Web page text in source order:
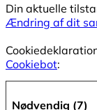
Din aktuelle
Ændring af dit
Cookiebot:
Nødvendig (7)